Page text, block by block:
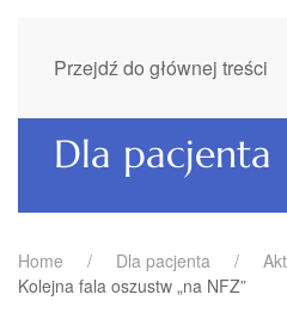
Przejdź do głównej treści
Dla pacjenta
Home Dla pacjenta
Kolejna fala oszustw „na NFZ”